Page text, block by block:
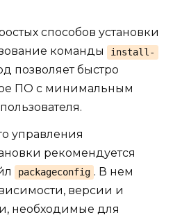
способов установки
команды
install-
позволяет быстро
ПО с минимальным
управления
рекомендуется
packageconfig . В нем
версии и
необходимые для